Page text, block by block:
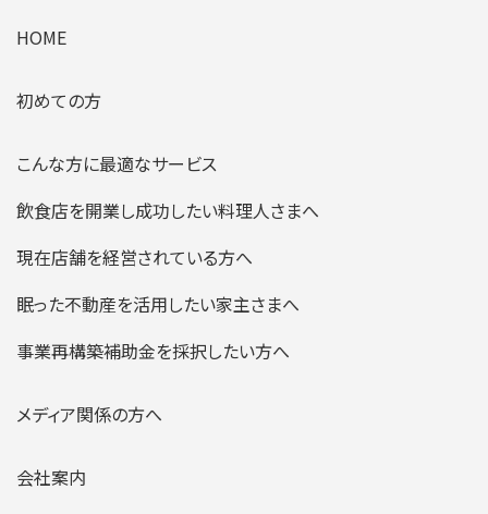
HOME
初めての方
こんな方に最適なサービス
飲食店を開業し成功したい料理人さまへ
現在店舗を経営されている方へ
眠った不動産を活用したい家主さまへ
事業再構築補助金を採択したい方へ
メディア関係の方へ
会社案内